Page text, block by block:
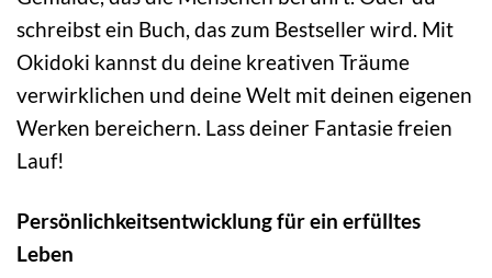
schreibst ein Buch, das zum Bestseller wird. Mit
Okidoki kannst du deine kreativen Träume
verwirklichen und deine Welt mit deinen eigenen
Werken bereichern. Lass deiner Fantasie freien
Lauf!
Persönlichkeitsentwicklung für ein erfülltes
Leben